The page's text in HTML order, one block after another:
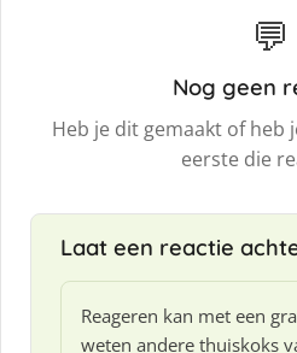
💬
Nog geen
Heb je dit gemaakt of heb
eerste die
Laat een reactie
Reageren kan met een
weten andere thuiskoks